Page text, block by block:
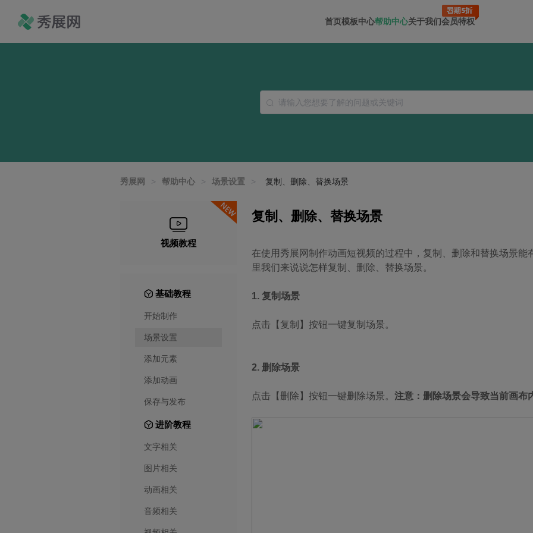
首页模板中心帮助中心关于我们会员特权
秀展网 > 帮助中心 > 场景设置 > 复制、删除、替换场景
视频教程
基础教程
开始制作
场景设置
添加元素
添加动画
保存与发布
进阶教程
文字相关
图片相关
动画相关
音频相关
复制、删除、替换场景
在使用秀展网制作动画短视频的过程中，复制、删除和替换场景能
里我们来说说怎样复制、删除、替换场景。
1. 复制场景
点击【复制】按钮一键复制场景。
2. 删除场景
点击【删除】按钮一键删除场景。 注意： 删除场景会导致当前画布